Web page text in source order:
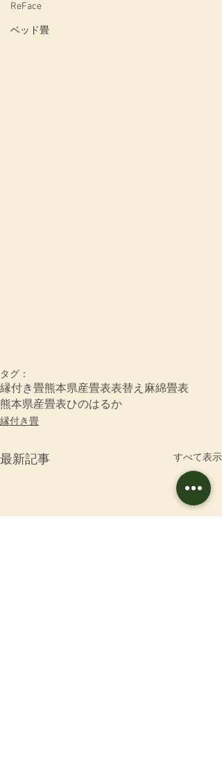
ReFace
ベッド畳
タグ：
縁付き畳熊本県産畳表表替え麻綿畳表
熊本県産畳表ひのはるか
縁付き畳
最新記事 すべて表示